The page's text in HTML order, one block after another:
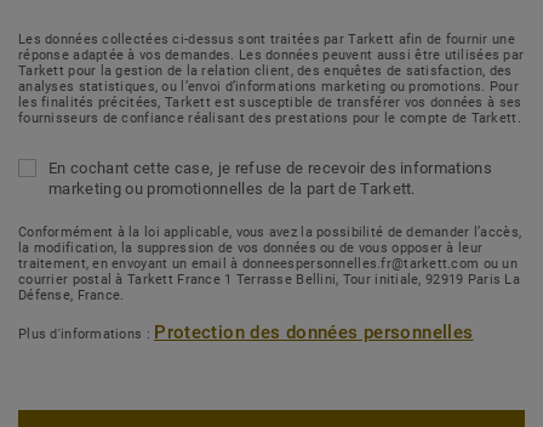
Les données collectées ci-dessus sont traitées par Tarkett afin de fournir une
réponse adaptée à vos demandes. Les données peuvent aussi être utilisées par
Tarkett pour la gestion de la relation client, des enquêtes de satisfaction, des
analyses statistiques, ou l’envoi d’informations marketing ou promotions. Pour
les finalités précitées, Tarkett est susceptible de transférer vos données à ses
fournisseurs de confiance réalisant des prestations pour le compte de Tarkett.
En cochant cette case, je refuse de recevoir des informations
marketing ou promotionnelles de la part de Tarkett.
Conformément à la loi applicable, vous avez la possibilité de demander l’accès,
la modification, la suppression de vos données ou de vous opposer à leur
traitement, en envoyant un email à donneespersonnelles.fr@tarkett.com ou un
courrier postal à Tarkett France 1 Terrasse Bellini, Tour initiale, 92919 Paris La
Défense, France.
Plus d'informations : Protection des données personnelles